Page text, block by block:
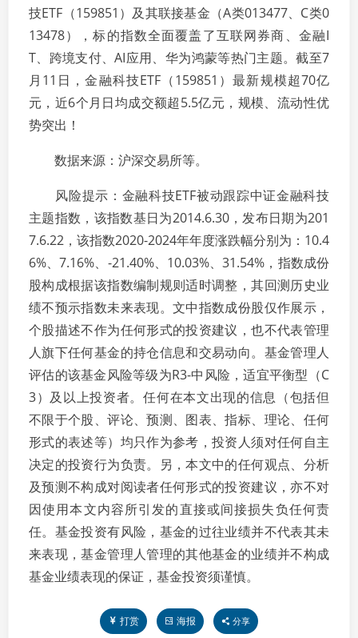
技ETF（159851）及其联接基金（A类013477、C类0
13478），标的指数全面覆盖了互联网券商、金融I
T、跨境支付、AI应用、华为鸿蒙等热门主题。截至7
月11日，金融科技ETF（159851）最新规模超70亿
元，近6个月日均成交额超5.5亿元，规模、流动性优
势突出！
数据来源：沪深交易所等。
风险提示：金融科技ETF被动跟踪中证金融科技
主题指数，该指数基日为2014.6.30，发布日期为201
7.6.22，该指数2020-2024年年度涨跌幅分别为：10.4
6%、7.16%、-21.40%、10.03%、31.54%，指数成份
股构成根据该指数编制规则适时调整，其回测历史业
绩不预示指数未来表现。文中指数成份股仅作展示，
个股描述不作为任何形式的投资建议，也不代表管理
人旗下任何基金的持仓信息和交易动向。基金管理人
评估的该基金风险等级为R3-中风险，适宜平衡型（C
3）及以上投资者。任何在本文出现的信息（包括但
不限于个股、评论、预测、图表、指标、理论、任何
形式的表述等）均只作为参考，投资人须对任何自主
决定的投资行为负责。另，本文中的任何观点、分析
及预测不构成对阅读者任何形式的投资建议，亦不对
因使用本文内容所引发的直接或间接损失负任何责
任。基金投资有风险，基金的过往业绩并不代表其未
来表现，基金管理人管理的其他基金的业绩并不构成
基金业绩表现的保证，基金投资须谨慎。
打赏 海报 分享